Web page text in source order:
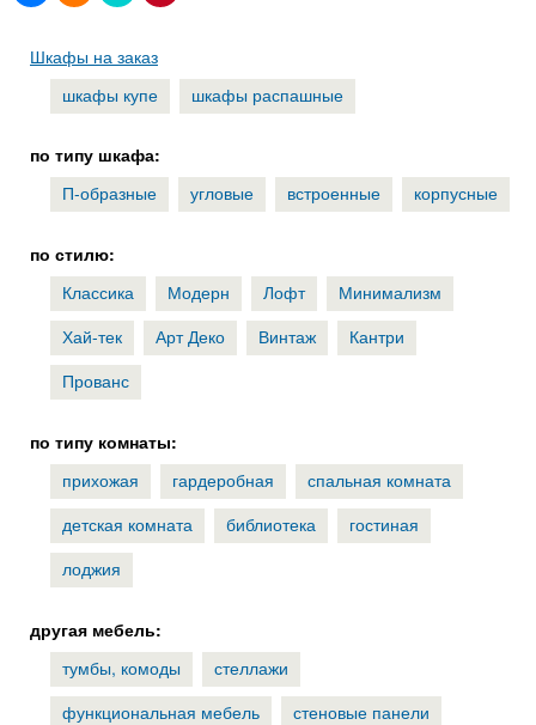
Шкафы на заказ
шкафы купе
шкафы распашные
по типу шкафа:
П-образные
угловые встроенные корпусные
по стилю:
Классика
Модерн Лофт
Минимализм
Хай-тек
Арт Деко Винтаж
Кантри
Прованс
по типу комнаты:
прихожая
гардеробная
спальная комната
детская комната
библиотека
гостиная
лоджия
другая мебель:
тумбы, комоды
стеллажи
функциональная мебель
стеновые панели